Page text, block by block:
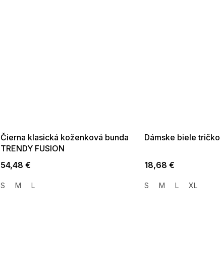
Čierna klasická koženková bunda
TRENDY FUSION
54,48 €
S M L
Dámske biele tričko
18,68 €
S M L XL